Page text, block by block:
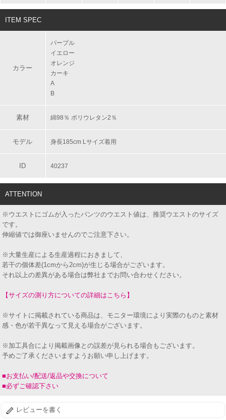
ITEM SPEC
カラー
パープル
イエロー
オレンジ
カーキ
A
B
素材 綿98％ ポリウレタン2％
モデル 身長185cm Lサイズ着用
ID 40237
ATTENTION
※ウエストにゴムが入ったパンツのウエスト値は、推奨ウエストのサイズ
です。
伸縮値では御座いませんのでご注意下さい。
※大量生産による生産過程におきまして、
若干の個体差(1cmから2cm)が生じる場合がございます。
それ以上の差異がある場合は弊社までお問い合わせください。
【サイズの測り方についての詳細はこちら】
※サイトに掲載されている商品は、モニター環境により実際のものと素材
感・色が若干異なって見える場合がございます。
※加工具合により掲載画像との誤差が見られる場合もございます。
予めご了承くださいますようお願い申し上げます。
■お支払い/配送/返品や交換について
■必ずご確認下さい
レビューを書く